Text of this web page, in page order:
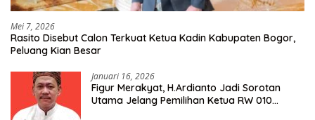
Mei 7, 2026
Rasito Disebut Calon Terkuat Ketua Kadin Kabupaten Bogor,
Peluang Kian Besar
Januari 16, 2026
Figur Merakyat, H.Ardianto Jadi Sorotan
Utama Jelang Pemilihan Ketua RW 010